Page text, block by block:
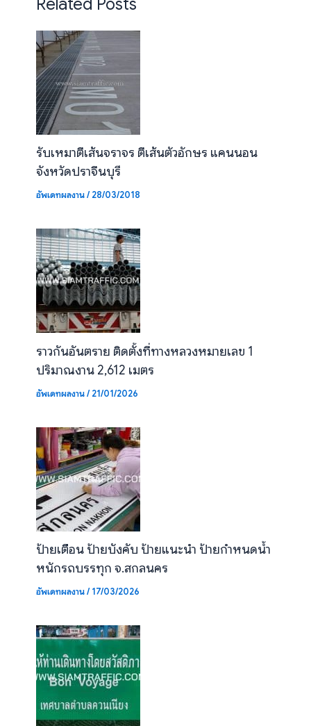
รับเหมาตีเส้นจราจร ตีเส้นตัวอักษร แคนนอน
จังหวัดปราจีนบุรี
อัพเดทผลงาน/28/03/2018
ราวกันอันตราย ติดตั้งที่ทางหลวงหมายเลข 1
ปริมาณงาน 2,612 เมตร
อัพเดทผลงาน/21/01/2026
ป้ายเตือน ป้ายบังคับ ป้ายแนะนำ ป้ายกำหนดน้ำ
หนักรถบรรทุก จ.สกลนคร
อัพเดทผลงาน/17/03/2026